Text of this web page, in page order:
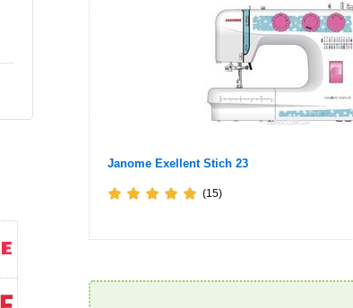
Janome Exellent Stich 23
(15)